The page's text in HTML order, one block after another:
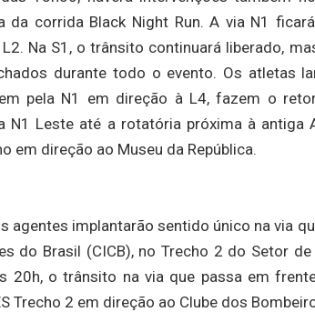
da corrida Black Night Run. A via N1
Na S1, o trânsito continuará liberado,
durante todo o evento. Os atletas
pela N1 em direção à L4, fazem o
N1 Leste até a rotatória próxima à antiga
em direção ao Museu da República.
agentes implantarão sentido único na via
do Brasil (CICB), no Trecho 2 do Setor
20h, o trânsito na via que passa em
Trecho 2 em direção ao Clube dos